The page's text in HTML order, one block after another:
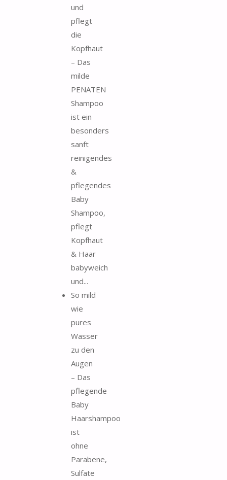
und
pflegt
die
Kopfhaut
– Das
milde
PENATEN
Shampoo
ist ein
besonders
sanft
reinigendes
&
pflegendes
Baby
Shampoo,
pflegt
Kopfhaut
& Haar
babyweich
und...
So mild
wie
pures
Wasser
zu den
Augen
– Das
pflegende
Baby
Haarshampoo
ist
ohne
Parabene,
Sulfate